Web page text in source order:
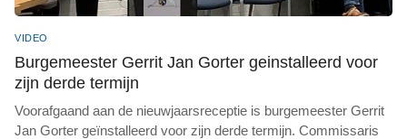
VIDEO
Burgemeester Gerrit Jan Gorter geinstalleerd voor
zijn derde termijn
Voorafgaand aan de nieuwjaarsreceptie is burgemeester Gerrit
Jan Gorter geïnstalleerd voor zijn derde termijn. Commissaris